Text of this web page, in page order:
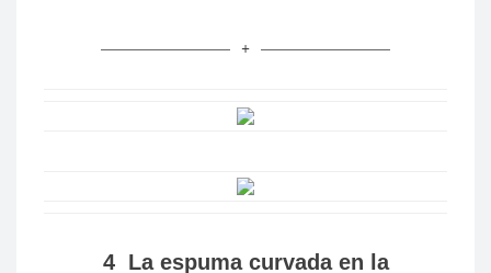
4 La espuma curvada en la